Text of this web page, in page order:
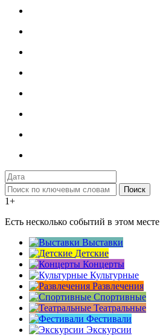
Поиск
1+
Есть несколько событий в этом месте
Выставки
Детские
Концерты
Культурные
Развлечения
Спортивные
Театральные
Фестивали
Экскурсии